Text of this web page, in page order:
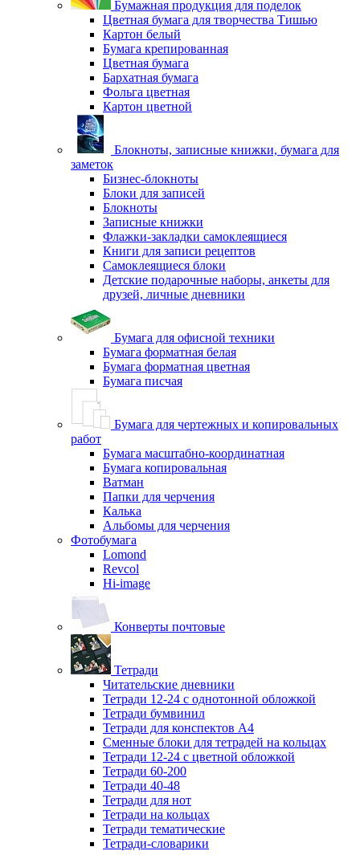
Бумажная продукция для поделок
Цветная бумага для творчества Тишью
Картон белый
Бумага крепированная
Цветная бумага
Бархатная бумага
Фольга цветная
Картон цветной
Блокноты, записные книжки, бумага для
заметок
Бизнес-блокноты
Блоки для записей
Блокноты
Записные книжки
Флажки-закладки самоклеящиеся
Книги для записи рецептов
Самоклеящиеся блоки
Детские подарочные наборы, анкеты для
друзей, личные дневники
Бумага для офисной техники
Бумага форматная белая
Бумага форматная цветная
Бумага писчая
Бумага для чертежных и копировальных
работ
Бумага масштабно-координатная
Бумага копировальная
Ватман
Папки для черчения
Калька
Альбомы для черчения
Фотобумага
Lomond
Revcol
Hi-image
Конверты почтовые
Тетради
Читательские дневники
Тетради 12-24 с однотонной обложкой
Тетради бумвинил
Тетради для конспектов А4
Сменные блоки для тетрадей на кольцах
Тетради 12-24 с цветной обложкой
Тетради 60-200
Тетради 40-48
Тетради для нот
Тетради на кольцах
Тетради тематические
Тетради-словарики